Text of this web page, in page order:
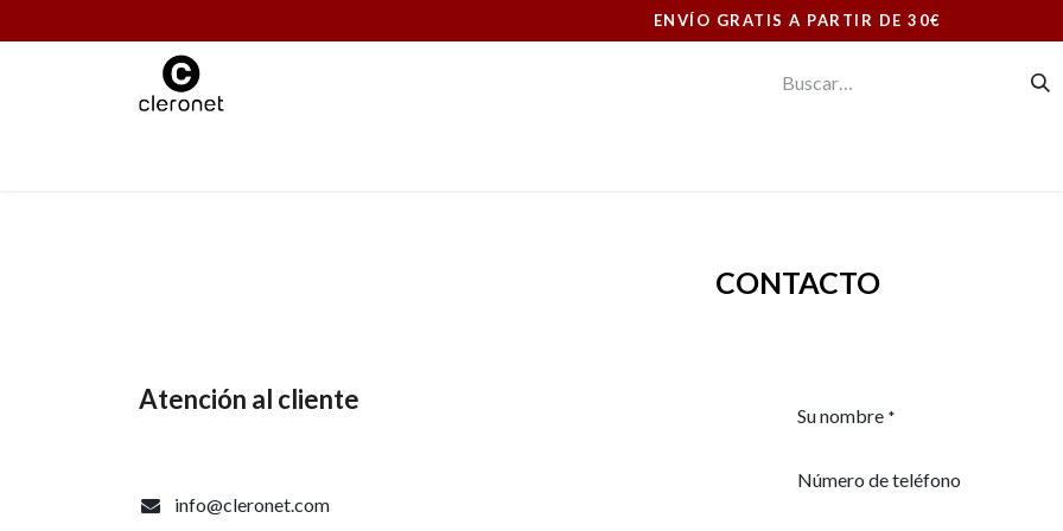
CONTACTO
Su nombre *
Número de teléfono
Atención al cliente
info@cleronet.com
ENVÍO GRATIS A PARTIR DE 30€